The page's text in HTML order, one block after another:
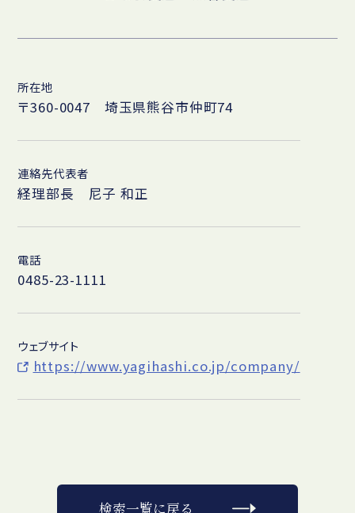
所在地
〒360-0047 埼玉県熊谷市仲町74
連絡先代表者
経理部長 尼子 和正
電話
0485-23-1111
ウェブサイト
https://www.yagihashi.co.jp/company/
検索一覧に戻る